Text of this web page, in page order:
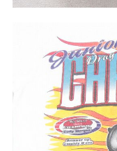
長袖シャツ
半袖シャツ
Tシャツ
パンツ